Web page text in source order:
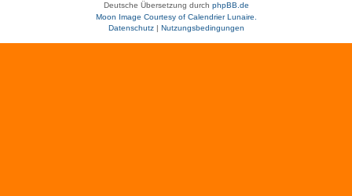
Deutsche Übersetzung durch phpBB.de
Moon Image Courtesy of Calendrier Lunaire.
Datenschutz| Nutzungsbedingungen